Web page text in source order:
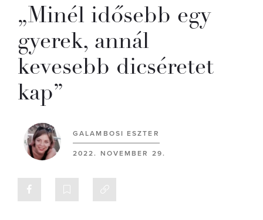
„Minél idősebb egy
gyerek, annál
kevesebb dicséretet
kap”
GALAMBOSI ESZTER
2022. NOVEMBER 29.